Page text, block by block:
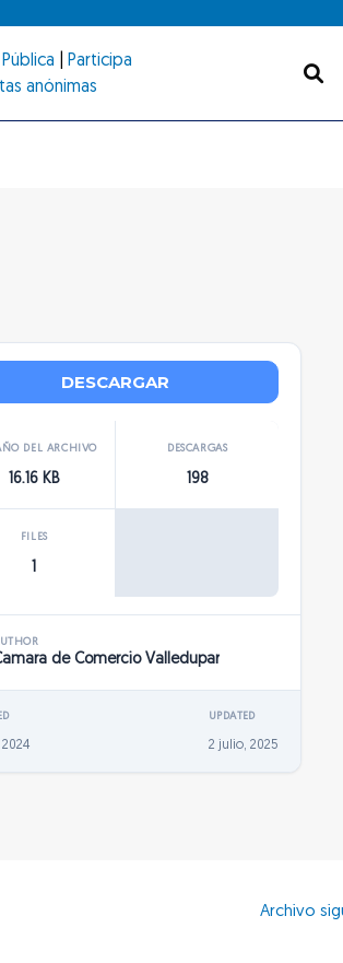
Participa
anónimas
DESCARGAR
DEL ARCHIVO
16.16 KB
DESCARGAS
198
FILES
1
de Comercio Valledupar
UPDATED
2 julio, 2025
Archivo